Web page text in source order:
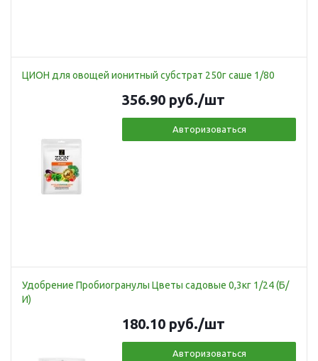
ЦИОН для овощей ионитный субстрат 250г саше 1/80
356.90 руб./шт
Авторизоваться
Удобрение Пробиогранулы Цветы садовые 0,3кг 1/24 (Б/
И)
180.10 руб./шт
Авторизоваться